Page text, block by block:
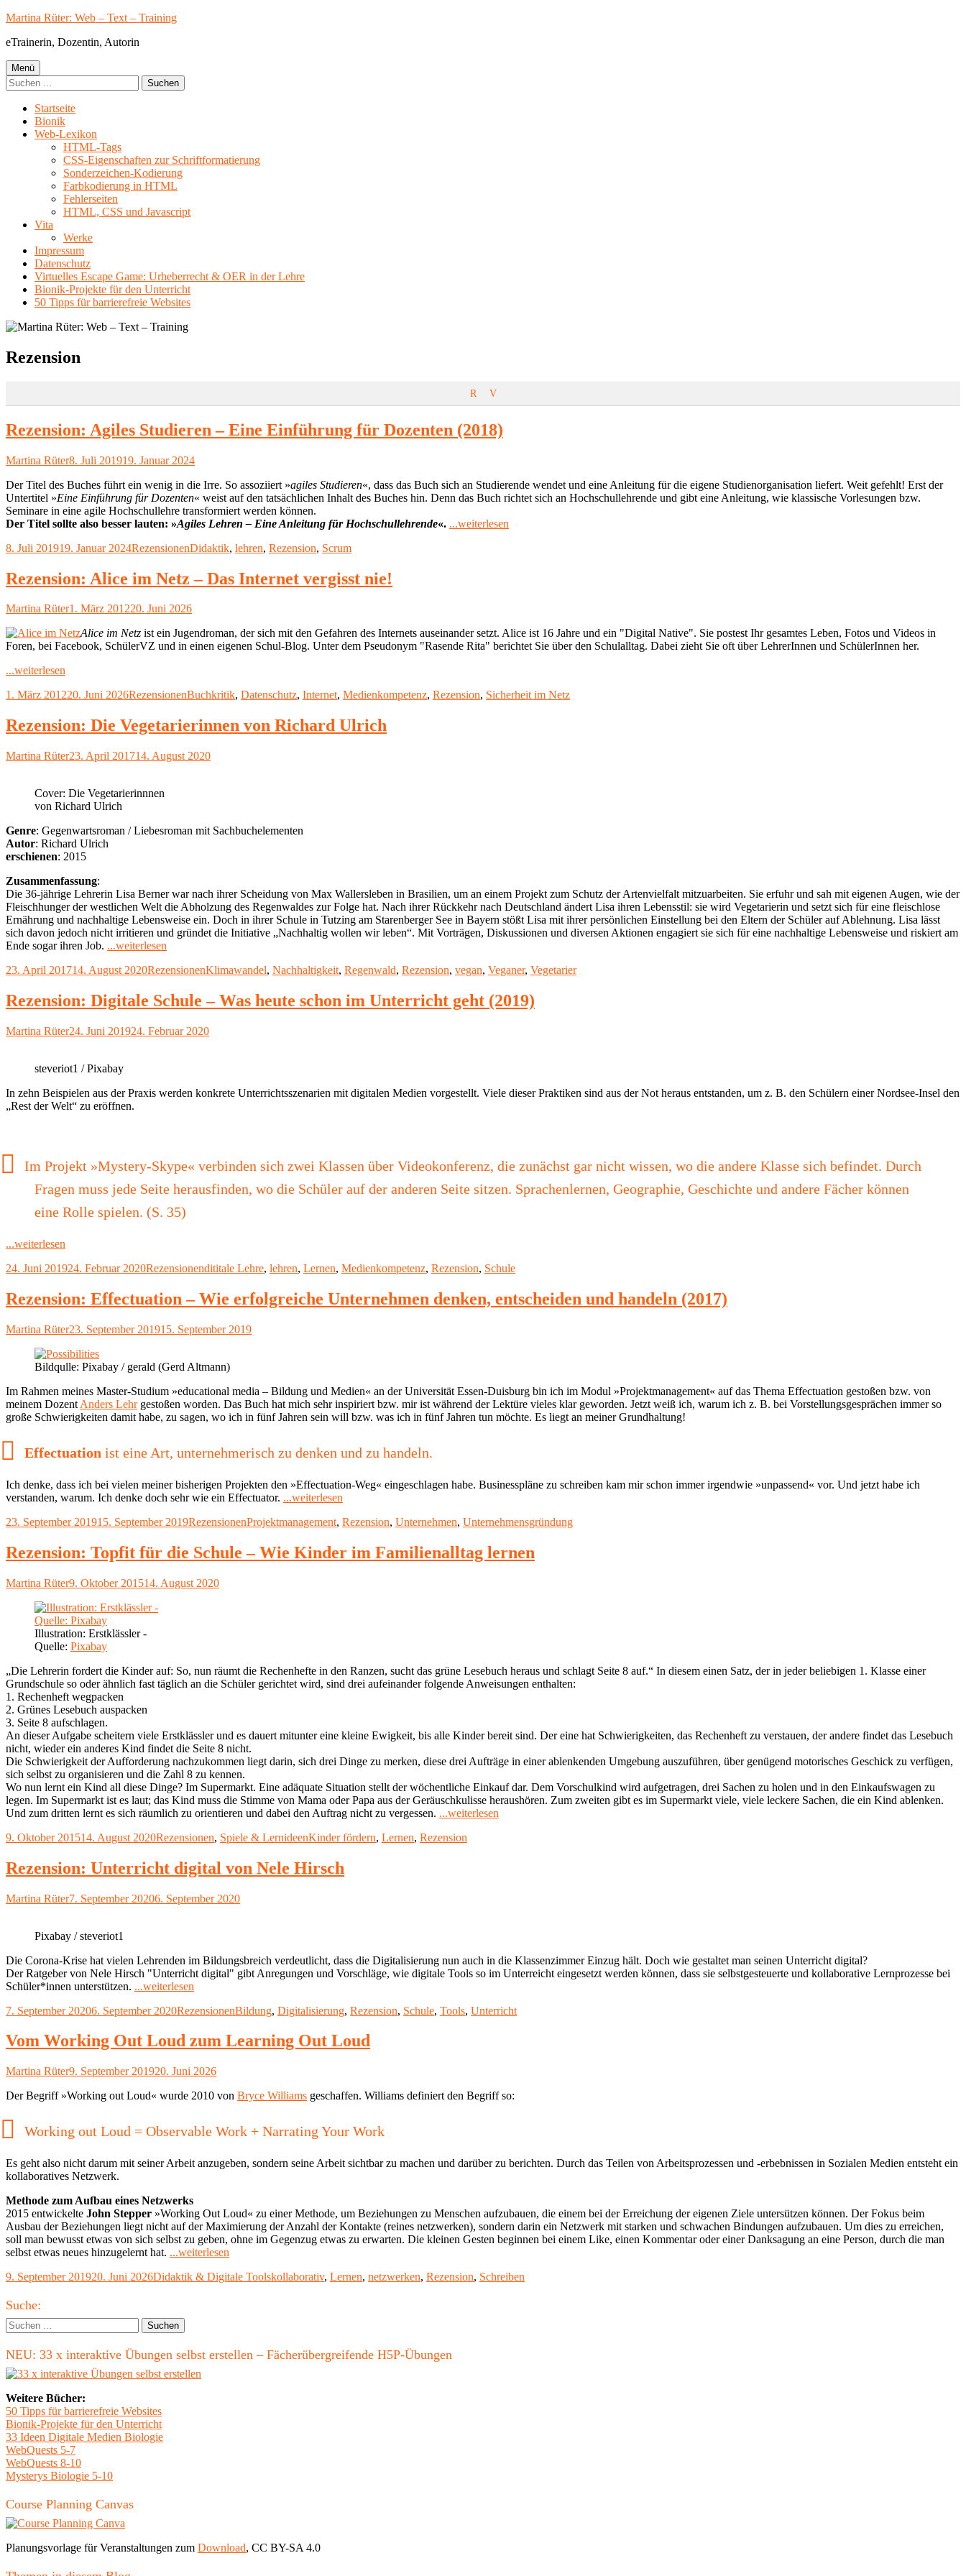
Springe
Inhalt
Martina Rüter: Web – Text – Training
eTrainerin, Dozentin, Autorin
Primäres
Menü
Menü
Suchen
nach:
Startseite
Bionik
Web-Lexikon
HTML-Tags
CSS-Eigenschaften zur Schriftformatierung
Sonderzeichen-Kodierung
Farbkodierung in HTML
Fehlerseiten
HTML, CSS und Javascript
Vita
Werke
Impressum
Datenschutz
Virtuelles Escape Game: Urheberrecht & OER in der Lehre
Bionik-Projekte für den Unterricht
50 Tipps für barrierefreie Websites
Schlagwort:
Rezension
R V
Rezension: Agiles Studieren – Eine Einführung für Dozenten (2018)
Autor
Martina RüterVeröffentlicht
8. Juli 201919. Januar 2024
Der Titel des Buches führt ein wenig in die Irre. So assoziiert »agiles Studieren«, dass das Buch sich an Studierende wendet und eine Anleitung für die eigene Studienorganisation liefert. Weit gefehlt! Erst der
Untertitel »Eine Einführung für Dozenten« weist auf den tatsächlichen Inhalt des Buches hin. Denn das Buch richtet sich an Hochschullehrende und gibt eine Anleitung, wie klassische Vorlesungen bzw.
Seminare in eine agile Hochschullehre transformiert werden können.
Der Titel sollte also besser lauten: »Agiles Lehren – Eine Anleitung für Hochschullehrende«. ...weiterlesen
(2018)"
Veröffentlicht
8. Juli 201919. Januar 2024Kategorien
RezensionenSchlagwörter
Didaktik, lehren, Rezension, Scrum
Rezension: Alice im Netz – Das Internet vergisst nie!
Autor
Martina RüterVeröffentlicht
1. März 201220. Juni 2026
Alice im Netz ist ein Jugendroman, der sich mit den Gefahren des Internets auseinander setzt. Alice ist 16 Jahre und ein "Digital Native". Sie postest Ihr gesamtes Leben, Fotos und Videos in
Foren, bei Facebook, SchülerVZ und in einen eigenen Schul-Blog. Unter dem Pseudonym "Rasende Rita" berichtet Sie über den Schulalltag. Dabei zieht Sie oft über LehrerInnen und SchülerInnen her.
...weiterlesen
im
–
Das
vergisst
Veröffentlicht
1. März 201220. Juni 2026Kategorien
RezensionenSchlagwörter
Buchkritik, Datenschutz, Internet, Medienkompetenz, Rezension, Sicherheit im Netz
Rezension: Die Vegetarierinnen von Richard Ulrich
Autor
Martina RüterVeröffentlicht
23. April 201714. August 2020
Cover: Die Vegetarierinnnen
von Richard Ulrich
Genre: Gegenwartsroman / Liebesroman mit Sachbuchelementen
Autor: Richard Ulrich
erschienen: 2015
Zusammenfassung:
Die 36-jährige Lehrerin Lisa Berner war nach ihrer Scheidung von Max Wallersleben in Brasilien, um an einem Projekt zum Schutz der Artenvielfalt mitzuarbeiten. Sie erfuhr und sah mit eigenen Augen, wie der
Fleischhunger der westlichen Welt die Abholzung des Regenwaldes zur Folge hat. Nach ihrer Rückkehr nach Deutschland ändert Lisa ihren Lebensstil: sie wird Vegetarierin und setzt sich für eine fleischlose
Ernährung und nachhaltige Lebensweise ein. Doch in ihrer Schule in Tutzing am Starenberger See in Bayern stößt Lisa mit ihrer persönlichen Einstellung bei den Eltern der Schüler auf Ablehnung. Lisa lässt
sich davon jedoch nicht irritieren und gründet die Initiative „Nachhaltig wollen wir leben“. Mit Vorträgen, Diskussionen und diversen Aktionen engagiert sie sich für eine nachhaltige Lebensweise und riskiert am
Ende sogar ihren Job. ...weiterlesen
Vegetarierinnen
Richard
Ulrich"
Veröffentlicht
23. April 201714. August 2020Kategorien
RezensionenSchlagwörter
Klimawandel, Nachhaltigkeit, Regenwald, Rezension, vegan, Veganer, Vegetarier
Rezension: Digitale Schule – Was heute schon im Unterricht geht (2019)
Autor
Martina RüterVeröffentlicht
24. Juni 201924. Februar 2020
steveriot1 / Pixabay
In zehn Beispielen aus der Praxis werden konkrete Unterrichtsszenarien mit digitalen Medien vorgestellt. Viele dieser Praktiken sind aus der Not heraus entstanden, um z. B. den Schülern einer Nordsee-Insel den
„Rest der Welt“ zu eröffnen.
Im Projekt »Mystery-Skype« verbinden sich zwei Klassen über Videokonferenz, die zunächst gar nicht wissen, wo die andere Klasse sich befindet. Durch
Fragen muss jede Seite herausfinden, wo die Schüler auf der anderen Seite sitzen. Sprachenlernen, Geographie, Geschichte und andere Fächer können
eine Rolle spielen. (S. 35)
...weiterlesen
Schule
Was
heute
im
geht
(2019)"
Veröffentlicht
24. Juni 201924. Februar 2020Kategorien
RezensionenSchlagwörter
dititale Lehre, lehren, Lernen, Medienkompetenz, Rezension, Schule
Rezension: Effectuation – Wie erfolgreiche Unternehmen denken, entscheiden und handeln (2017)
Autor
Martina RüterVeröffentlicht
23. September 201915. September 2019
Bildqulle: Pixabay / gerald (Gerd Altmann)
Im Rahmen meines Master-Studium »educational media – Bildung und Medien« an der Universität Essen-Duisburg bin ich im Modul »Projektmanagement« auf das Thema Effectuation gestoßen bzw. von
meinem Dozent Anders Lehrgestoßen worden. Das Buch hat mich sehr inspiriert bzw. mir ist während der Lektüre vieles klar geworden. Jetzt weiß ich, warum ich z. B. bei Vorstellungsgesprächen immer so
große Schwierigkeiten damit habe, zu sagen, wo ich in fünf Jahren sein will bzw. was ich in fünf Jahren tun möchte. Es liegt an meiner Grundhaltung!
Effectuation ist eine Art, unternehmerisch zu denken und zu handeln.
Ich denke, dass ich bei vielen meiner bisherigen Projekten den »Effectuation-Weg« eingeschlagen habe. Businesspläne zu schreiben kam mir schon immer irgendwie »unpassend« vor. Und jetzt habe ich
verstanden, warum. Ich denke doch sehr wie ein Effectuator. ...weiterlesen
–
erfolgreiche
Unternehmen
Veröffentlicht
23. September 201915. September 2019Kategorien
RezensionenSchlagwörter
Projektmanagement, Rezension, Unternehmen, Unternehmensgründung
Rezension: Topfit für die Schule – Wie Kinder im Familienalltag lernen
Autor
Martina RüterVeröffentlicht
9. Oktober 201514. August 2020
Illustration: Erstklässler -
Quelle: Pixabay
„Die Lehrerin fordert die Kinder auf: So, nun räumt die Rechenhefte in den Ranzen, sucht das grüne Lesebuch heraus und schlagt Seite 8 auf.“ In diesem einen Satz, der in jeder beliebigen 1. Klasse einer
Grundschule so oder ähnlich fast täglich an die Schüler gerichtet wird, sind drei aufeinander folgende Anweisungen enthalten:
1. Rechenheft wegpacken
2. Grünes Lesebuch auspacken
3. Seite 8 aufschlagen.
An dieser Aufgabe scheitern viele Erstklässler und es dauert mitunter eine kleine Ewigkeit, bis alle Kinder bereit sind. Der eine hat Schwierigkeiten, das Rechenheft zu verstauen, der andere findet das Lesebuch
nicht, wieder ein anderes Kind findet die Seite 8 nicht.
Die Schwierigkeit der Aufforderung nachzukommen liegt darin, sich drei Dinge zu merken, diese drei Aufträge in einer ablenkenden Umgebung auszuführen, über genügend motorisches Geschick zu verfügen,
sich selbst zu organisieren und die Zahl 8 zu kennen.
Wo nun lernt ein Kind all diese Dinge? Im Supermarkt. Eine adäquate Situation stellt der wöchentliche Einkauf dar. Dem Vorschulkind wird aufgetragen, drei Sachen zu holen und in den Einkaufswagen zu
legen. Im Supermarkt ist es laut; das Kind muss die Stimme von Mama oder Papa aus der Geräuschkulisse heraushören. Zum zweiten gibt es im Supermarkt viele, viele leckere Sachen, die ein Kind ablenken.
Und zum dritten lernt es sich räumlich zu orientieren und dabei den Auftrag nicht zu vergessen. ...weiterlesen
Veröffentlicht
9. Oktober 201514. August 2020Kategorien
Rezensionen, Spiele & LernideenSchlagwörter
Kinder fördern, Lernen, Rezension
Rezension: Unterricht digital von Nele Hirsch
Autor
Martina RüterVeröffentlicht
7. September 20206. September 2020
Pixabay / steveriot1
Die Corona-Krise hat vielen Lehrenden im Bildungsbreich verdeutlicht, dass die Digitalisierung nun auch in die Klassenzimmer Einzug hält. Doch wie gestaltet man seinen Unterricht digital?
Der Ratgeber von Nele Hirsch "Unterricht digital" gibt Anregungen und Vorschläge, wie digitale Tools so im Unterreicht eingesetzt werden können, dass sie selbstgesteuerte und kollaborative Lernprozesse bei
Schüler*innen unterstützen. ...weiterlesen
digital
Nele
Hirsch"
Veröffentlicht
7. September 20206. September 2020Kategorien
RezensionenSchlagwörter
Bildung, Digitalisierung, Rezension, Schule, Tools, Unterricht
Vom Working Out Loud zum Learning Out Loud
Autor
Martina RüterVeröffentlicht
9. September 201920. Juni 2026
Der Begriff »Working out Loud« wurde 2010 von Bryce Williams geschaffen. Williams definiert den Begriff so:
Working out Loud = Observable Work + Narrating Your Work
Es geht also nicht darum mit seiner Arbeit anzugeben, sondern seine Arbeit sichtbar zu machen und darüber zu berichten. Durch das Teilen von Arbeitsprozessen und -erbebnissen in Sozialen Medien entsteht ein
kollaboratives Netzwerk.
Methode zum Aufbau eines Netzwerks
2015 entwickelte John Stepper »Working Out Loud« zu einer Methode, um Beziehungen zu Menschen aufzubauen, die einem bei der Erreichung der eigenen Ziele untersützen können. Der Fokus beim
Ausbau der Beziehungen liegt nicht auf der Maximierung der Anzahl der Kontakte (reines netzwerken), sondern darin ein Netzwerk mit starken und schwachen Bindungen aufzubauen. Um dies zu erreichen,
soll man bewusst etwas von sich selbst zu geben, ohne im Gegenzug etwas zu erwarten. Die kleinen Gesten beginnen bei einem Like, einen Kommentar oder einer Danksagung an eine Person, durch die man
selbst etwas neues hinzugelernt hat. ...weiterlesen
Out
Veröffentlicht
9. September 201920. Juni 2026Kategorien
Didaktik & Digitale ToolsSchlagwörter
kollaborativ, Lernen, netzwerken, Rezension, Schreiben
Haupt-
Seitenleiste
Suche:
Suchen
nach:
NEU: 33 x interaktive Übungen selbst erstellen – Fächerübergreifende H5P-Übungen
Weitere Bücher:
50 Tipps für barrierefreie Websites
Bionik-Projekte für den Unterricht
33 Ideen Digitale Medien Biologie
WebQuests 5-7
WebQuests 8-10
Mysterys Biologie 5-10
Course Planning Canvas
Planungsvorlage für Veranstaltungen zum Download, CC BY-SA 4.0